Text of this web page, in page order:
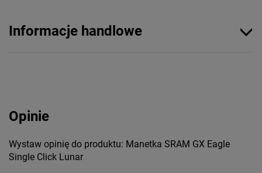
Informacje handlowe
Opinie
Wystaw opinię do produktu: Manetka SRAM GX Eagle
Single Click Lunar